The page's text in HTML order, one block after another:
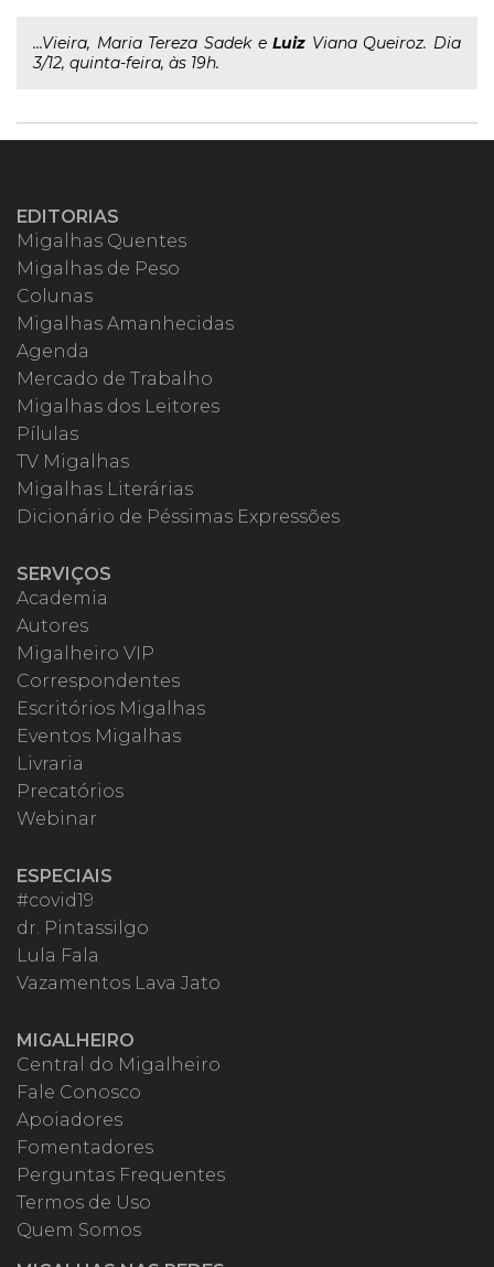
...Vieira, Maria Tereza Sadek eLuiz Viana Queiroz. Dia
3/12, quinta-feira, às 19h.
EDITORIAS
Migalhas Quentes
Migalhas de Peso
Colunas
Migalhas Amanhecidas
Agenda
Mercado de Trabalho
Migalhas dos Leitores
Pílulas
TV Migalhas
Migalhas Literárias
Dicionário de Péssimas Expressões
SERVIÇOS
Academia
Autores
Migalheiro VIP
Correspondentes
Escritórios Migalhas
Eventos Migalhas
Livraria
Precatórios
Webinar
ESPECIAIS
#covid19
dr. Pintassilgo
Lula Fala
Vazamentos Lava Jato
MIGALHEIRO
Central do Migalheiro
Fale Conosco
Apoiadores
Fomentadores
Perguntas Frequentes
Termos de Uso
Quem Somos